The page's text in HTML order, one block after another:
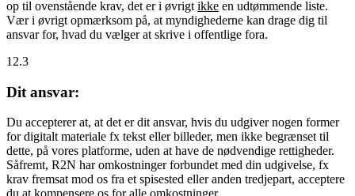
op til ovenstående krav, det er i øvrigt ikke en udtømmende liste.
Vær i øvrigt opmærksom på, at myndighederne kan drage dig til
ansvar for, hvad du vælger at skrive i offentlige fora.
12.3
Dit ansvar:
Du accepterer at, at det er dit ansvar, hvis du udgiver nogen former
for digitalt materiale fx tekst eller billeder, men ikke begrænset til
dette, på vores platforme, uden at have de nødvendige rettigheder.
Såfremt, R2N har omkostninger forbundet med din udgivelse, fx
krav fremsat mod os fra et spisested eller anden tredjepart, acceptere